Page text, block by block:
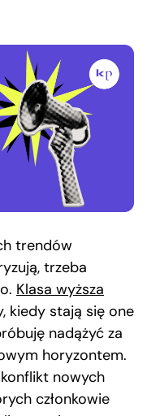
trendów
trzeba
Klasa wyższa
kiedy stają się one
nadążyć za
horyzontem.
nowych
członkowie